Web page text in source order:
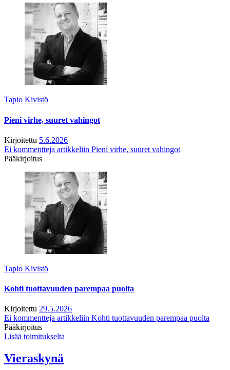
Tapio Kivistö
Pieni virhe, suuret vahingot
Kirjoitettu 5.6.2026
Ei kommentteja artikkeliin Pieni virhe, suuret vahingot
Pääkirjoitus
Tapio Kivistö
Kohti tuottavuuden parempaa puolta
Kirjoitettu 29.5.2026
Ei kommentteja artikkeliin Kohti tuottavuuden parempaa puolta
Pääkirjoitus
Lisää toimitukselta
Vieraskynä